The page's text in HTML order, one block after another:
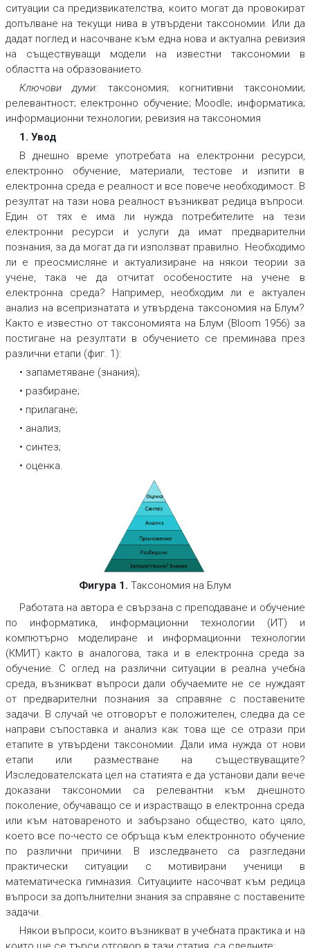
ситуации са предизвикателства, които могат да провокират
допълване на текущи нива в утвърдени таксономии. Или да
дадат поглед и насочване към една нова и актуална ревизия
на съществуващи модели на известни таксономии в
областта на образованието.
Ключови думи: таксономия; когнитивни таксономии;
релевантност; електронно обучение; Moodle; информатика;
информационни технологии; ревизия на таксономия
1. Увод
В днешно време употребата на електронни ресурси,
електронно обучение, материали, тестове и изпити в
електронна среда е реалност и все повече необходимост. В
резултат на тази нова реалност възникват редица въпроси.
Един от тях е има ли нужда потребителите на тези
електронни ресурси и услуги да имат предварителни
познания, за да могат да ги използват правилно. Необходимо
ли е преосмисляне и актуализиране на някои теории за
учене, така че да отчитат особеностите на учене в
електронна среда? Например, необходим ли е актуален
анализ на всепризнатата и утвърдена таксономия на Блум?
Както е известно от таксономията на Блум (Bloom 1956) за
постигане на резултати в обучението се преминава през
различни етапи (фиг. 1):
• запаметяване (знания);
• разбиране;
• прилагане;
• анализ;
• синтез;
• оценка.
Фигура 1. Таксономия на Блум
Работата на автора е свързана с преподаване и обучение
по информатика, информационни технологии (ИТ) и
компютърно моделиране и информационни технологии
(КМИТ) както в аналогова, така и в електронна среда за
обучение. С оглед на различни ситуации в реална учебна
среда, възникват въпроси дали обучаемите не се нуждаят
от предварителни познания за справяне с поставените
задачи. В случай че отговорът е положителен, следва да се
направи съпоставка и анализ как това ще се отрази при
етапите в утвърдени таксономии. Дали има нужда от нови
етапи или разместване на съществуващите?
Изследователската цел на статията е да установи дали вече
доказани таксономии са релевантни към днешното
поколение, обучаващо се и израстващо в електронна среда
или към натовареното и забързано общество, като цяло,
което все по-често се обръща към електронното обучение
по различни причини. В изследването са разгледани
практически ситуации с мотивирани ученици в
математическа гимназия. Ситуациите насочват към редица
въпроси за допълнителни знания за справяне с поставените
задачи.
Някои въпроси, които възникват в учебната практика и на